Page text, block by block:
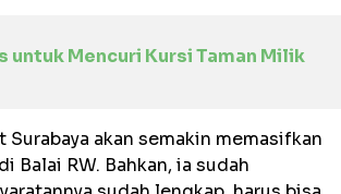
untuk Mencuri Kursi Taman Milik
akan semakin memasifkan
RW. Bahkan, ia sudah